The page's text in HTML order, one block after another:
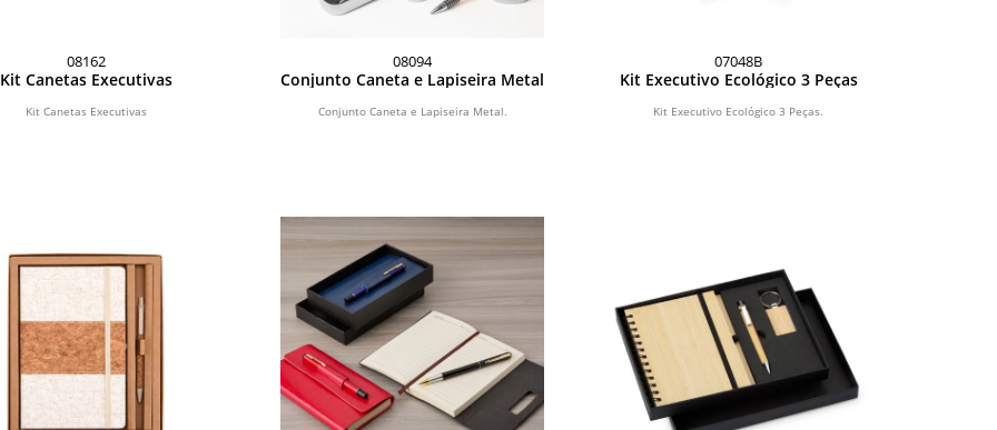
08162
Kit Canetas Executivas
Kit Canetas Executivas
08094
Conjunto Caneta e Lapiseira Metal
Conjunto Caneta e Lapiseira Metal.
07048B
Kit Executivo Ecológico 3 Peças
Kit Executivo Ecológico 3 Peças.